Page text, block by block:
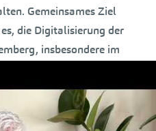
Gemeinsames Ziel
die Digitalisierung der
insbesondere im
der gesamten Fläche des
wurden seit 2017
einem Umfang von rund